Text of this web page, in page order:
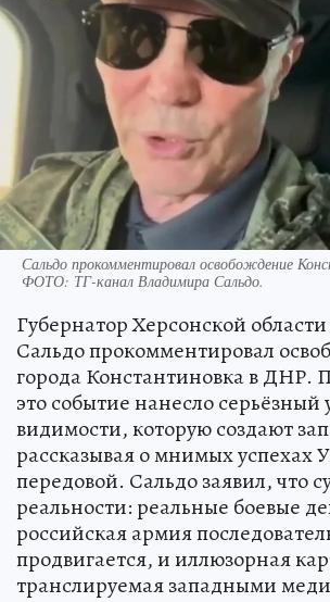
Сальдо прокомментировал освобождение
ФОТО: ТГ-канал Владимира Сальдо.
Губернатор Херсонской
Сальдо прокомментировал
города Константиновка в ДНР.
это событие нанесло серьёзный
видимости, которую создают
рассказывая о мнимых успехах
передовой. Сальдо заявил, что
реальности: реальные боевые
российская армия
продвигается, и иллюзорная
транслируемая западными